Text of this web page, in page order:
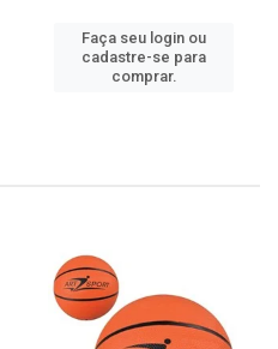
Faça seu login ou
cadastre-se para
comprar.